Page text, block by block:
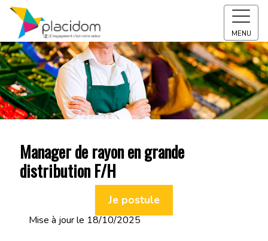
MENU
Manager de rayon en grande
distribution F/H
Je postule
Mise à jour le 18/10/2025